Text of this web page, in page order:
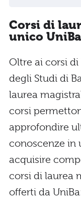
Corsi di
unico UniBa
Oltre ai corsi di
degli Studi di
laurea
corsi
approfondire
conoscenze in
acquisire
corsi di laurea
offerti da